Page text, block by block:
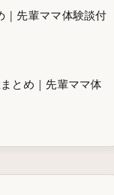
｜先輩ママ体験談付
とめ｜先輩ママ体